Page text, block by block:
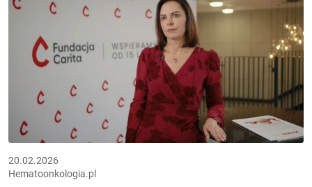
20.02.2026
Hematoonkologia.pl